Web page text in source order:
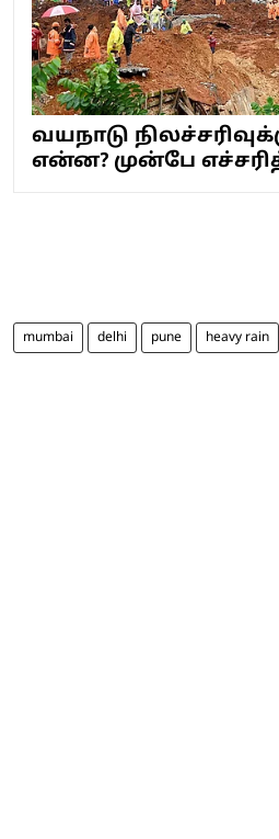
வயநாடு
என்ன? முன்பே
mumbai delhi pune heavy rain